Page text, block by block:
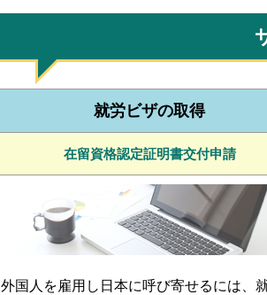
就労ビザの取得
在留資格認定証明書交付申請
外国人を雇用し日本に呼び寄せるには、